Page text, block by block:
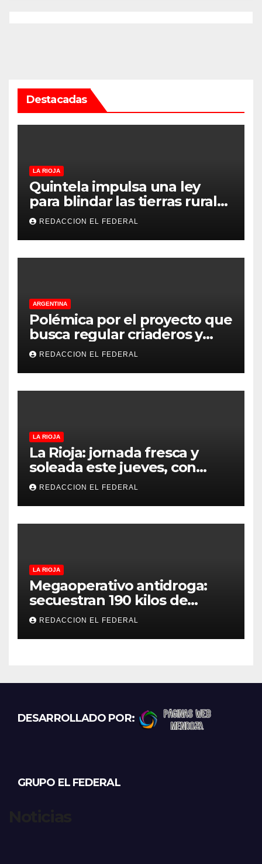
Destacadas
LA RIOJA
Quintela impulsa una ley
para blindar las tierras rurales
de La Rioja: cuáles son los
principales puntos
REDACCION EL FEDERAL
ARGENTINA
Polémica por el proyecto que
busca regular criaderos y
refugios de perros y gatos:
denuncian excesos, mientras
proteccionistas reclaman
controles más duros
REDACCION EL FEDERAL
LA RIOJA
La Rioja: jornada fresca y
soleada este jueves, con
temperaturas estables para
el viernes
REDACCION EL FEDERAL
LA RIOJA
Megaoperativo antidroga:
secuestran 190 kilos de
marihuana que tenían como
destino La Rioja y Catamarca
REDACCION EL FEDERAL
DESARROLLADO POR:
GRUPO EL FEDERAL